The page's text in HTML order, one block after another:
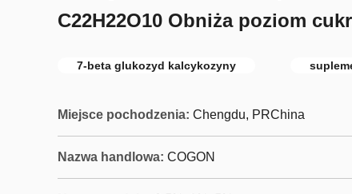
C22H22O10 Obniża poziom
7-beta glukozyd kalcykozyny
Miejsce pochodzenia: Chengdu, PRChina
Nazwa handlowa: COGON